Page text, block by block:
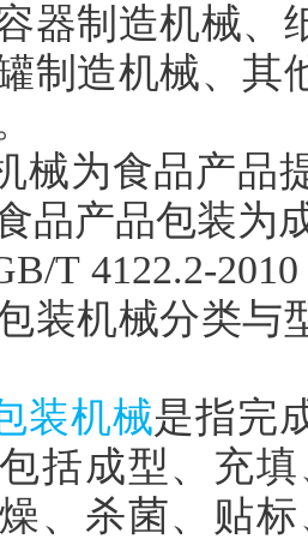
容器制造机械
制造机械、其
械为食品产品
品产品包装为
T 4122.2-
包装机械分类
装机械是指完
括成型、充
、杀菌、贴